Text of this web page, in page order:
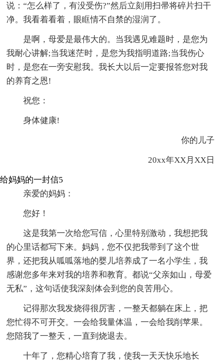
说：“怎么样了，有没受伤?”然后立刻用扫帚将碎片扫干
净。我看着看着，眼眶情不自禁的湿润了。
是啊，母爱是最伟大的。当我遇见难题时，是您为
我耐心讲解;当我迷茫时，是您为我指明道路;当我伤心
时，是您在一旁安慰我。我长大以后一定要报答您对我
的养育之恩!
祝您：
身体健康!
你的儿子
20xx年XX月XX日
给妈妈的一封信5
亲爱的妈妈：
您好！
这是我第一次给您写信，心里特别激动，我想把我
的心里话都写下来。妈妈，您不仅把我带到了这个世
界，还把我从呱呱落地的婴儿培养成了一名小学生，我
感谢您多年来对我的培养和教育。都说“父亲如山，母爱
无私”，这句话使我深刻体会到您的良苦用心。
记得那次我发烧得很厉害，一整天都躺在床上，把
您忙得不可开交。一会给我量体温，一会给我削苹果。
您陪我了一整天，一直到烧退去。
十年了，您精心培育了我，使我一天天快乐地长